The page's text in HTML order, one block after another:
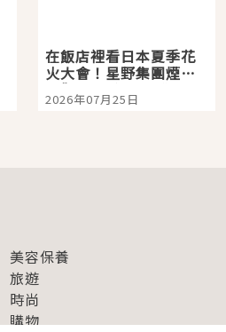
在飯店裡看日本夏季花
火大會！星野集團煙火
景觀飯店6選，讓你不用
人擠人悠閒欣賞
2026年07月25日
美容保養
旅遊
時尚
購物